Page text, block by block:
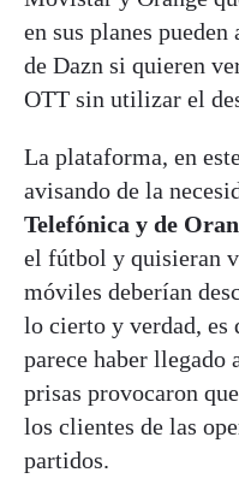
en sus planes
de Dazn si quieren
OTT sin utilizar el
La plataforma, en
avisando de la
Telefónica y de
el fútbol y quisieran
móviles deberían
lo cierto y verdad,
parece haber llegado
prisas provocaron
los clientes de las
partidos.